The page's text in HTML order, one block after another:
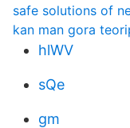
safe solutions of
kan man gora
hlWV
sQe
gm